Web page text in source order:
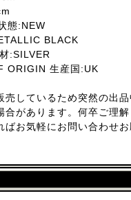
態:NEW
BLACK
:SILVER
ORIGIN 生産国:UK
しているため突然の出
合があります。何卒ご理
ばお気軽にお問い合わせお